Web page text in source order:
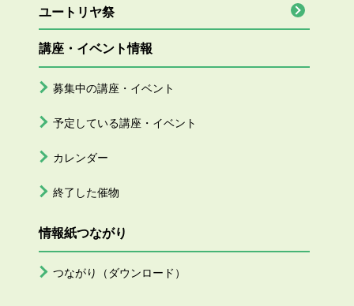
ユートリヤ祭
講座・イベント情報
募集中の講座・イベント
予定している講座・イベント
カレンダー
終了した催物
情報紙つながり
つながり（ダウンロード）